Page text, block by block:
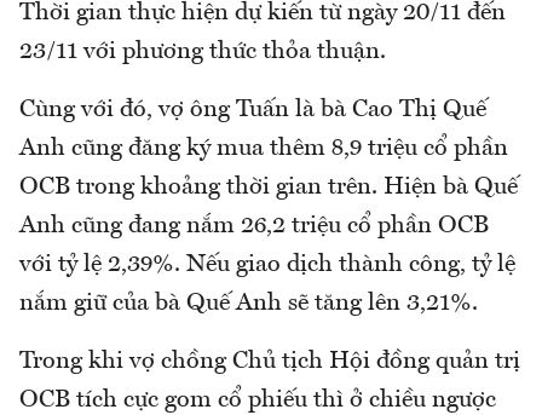
Thời gian thực hiện dự kiến từ ngày 20/11 đến
23/11 với phương thức thỏa thuận.
Cùng với đó, vợ ông Tuấn là bà Cao Thị Quế
Anh cũng đăng ký mua thêm 8,9 triệu cổ phần
OCB trong khoảng thời gian trên. Hiện bà Quế
Anh cũng đang nắm 26,2 triệu cổ phần OCB
với tỷ lệ 2,39%. Nếu giao dịch thành công, tỷ lệ
nắm giữ của bà Quế Anh sẽ tăng lên 3,21%.
Trong khi vợ chồng Chủ tịch Hội đồng quản trị
OCB tích cực gom cổ phiếu thì ở chiều ngược